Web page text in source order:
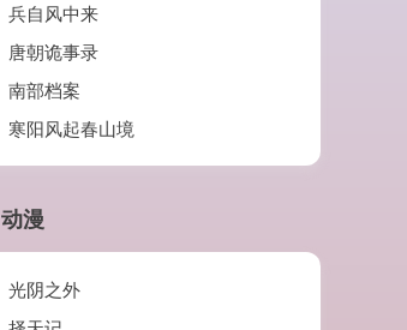
兵自风中来
唐朝诡事录
南部档案
寒阳风起春山境
动漫
光阴之外